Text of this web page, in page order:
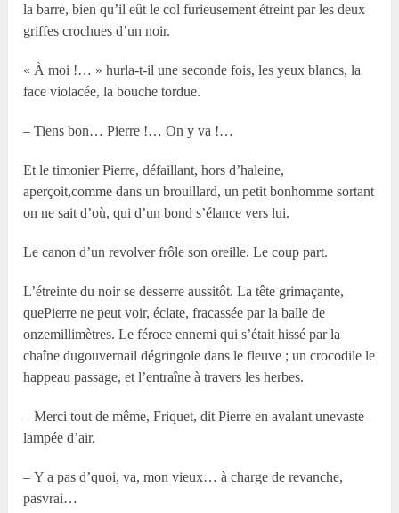
la barre, bien qu’il eût le col furieusement étreint par les deux
griffes crochues d’un noir.
« À moi !… » hurla-t-il une seconde fois, les yeux blancs, la
face violacée, la bouche tordue.
– Tiens bon… Pierre !… On y va !…
Et le timonier Pierre, défaillant, hors d’haleine,
aperçoit,comme dans un brouillard, un petit bonhomme sortant
on ne sait d’où, qui d’un bond s’élance vers lui.
Le canon d’un revolver frôle son oreille. Le coup part.
L’étreinte du noir se desserre aussitôt. La tête grimaçante,
quePierre ne peut voir, éclate, fracassée par la balle de
onzemillimètres. Le féroce ennemi qui s’était hissé par la
chaîne dugouvernail dégringole dans le fleuve ; un crocodile le
happeau passage, et l’entraîne à travers les herbes.
– Merci tout de même, Friquet, dit Pierre en avalant unevaste
lampée d’air.
– Y a pas d’quoi, va, mon vieux… à charge de revanche,
pasvrai…